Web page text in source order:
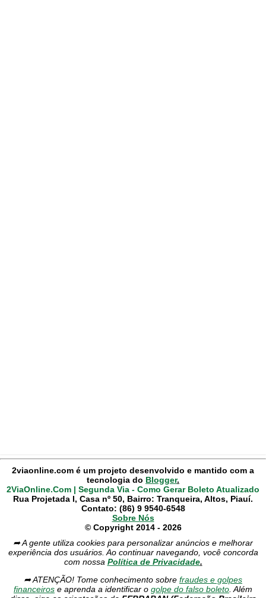
2viaonline.com é um projeto desenvolvido e mantido com a
tecnologia do Blogger.
2ViaOnline.Com | Segunda Via - Como Gerar Boleto Atualizado
Rua Projetada I, Casa nº 50, Bairro: Tranqueira, Altos, Piauí.
Contato: (86) 9 9540-6548
Sobre Nós
© Copyright 2014 - 2026
➦ A gente utiliza cookies para personalizar anúncios e melhorar
experiência dos usuários. Ao continuar navegando, você concorda
com nossa Política de Privacidade.
➦ ATENÇÃO! Tome conhecimento sobre fraudes e golpes
financeiros e aprenda a identificar o golpe do falso boleto. Além